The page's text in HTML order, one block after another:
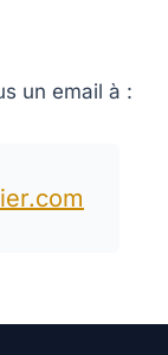
un email à :